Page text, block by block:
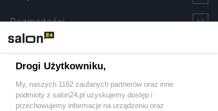
Rozmaitości
Sport
Społeczeństwo
Drogi Użytkowniku,
My, naszych 1162 zaufanych partnerów oraz inne
podmioty z salon24.pl uzyskujemy dostęp i
przechowujemy informacje na urządzeniu oraz